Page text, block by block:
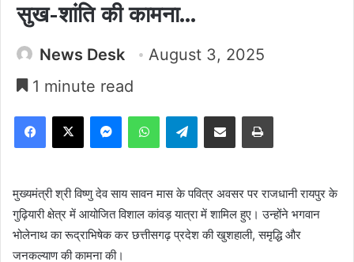
सुख-शांति की कामना…
News Desk
August 3, 2025
1 minute read
Facebook
X MessengerWhatsAppTelegramShare via Email Print
मुख्यमंत्री श्री विष्णु देव साय सावन मास के पवित्र अवसर पर राजधानी रायपुर के
गुढ़ियारी क्षेत्र में आयोजित विशाल कांवड़ यात्रा में शामिल हुए। उन्होंने भगवान
भोलेनाथ का रूद्राभिषेक कर छत्तीसगढ़ प्रदेश की खुशहाली, समृद्धि और
जनकल्याण की कामना की।